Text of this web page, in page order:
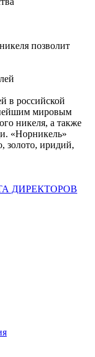
позволит
в российской
мировым
никеля, а также
«Норникель»
золото, иридий,
ДИРЕКТОРОВ